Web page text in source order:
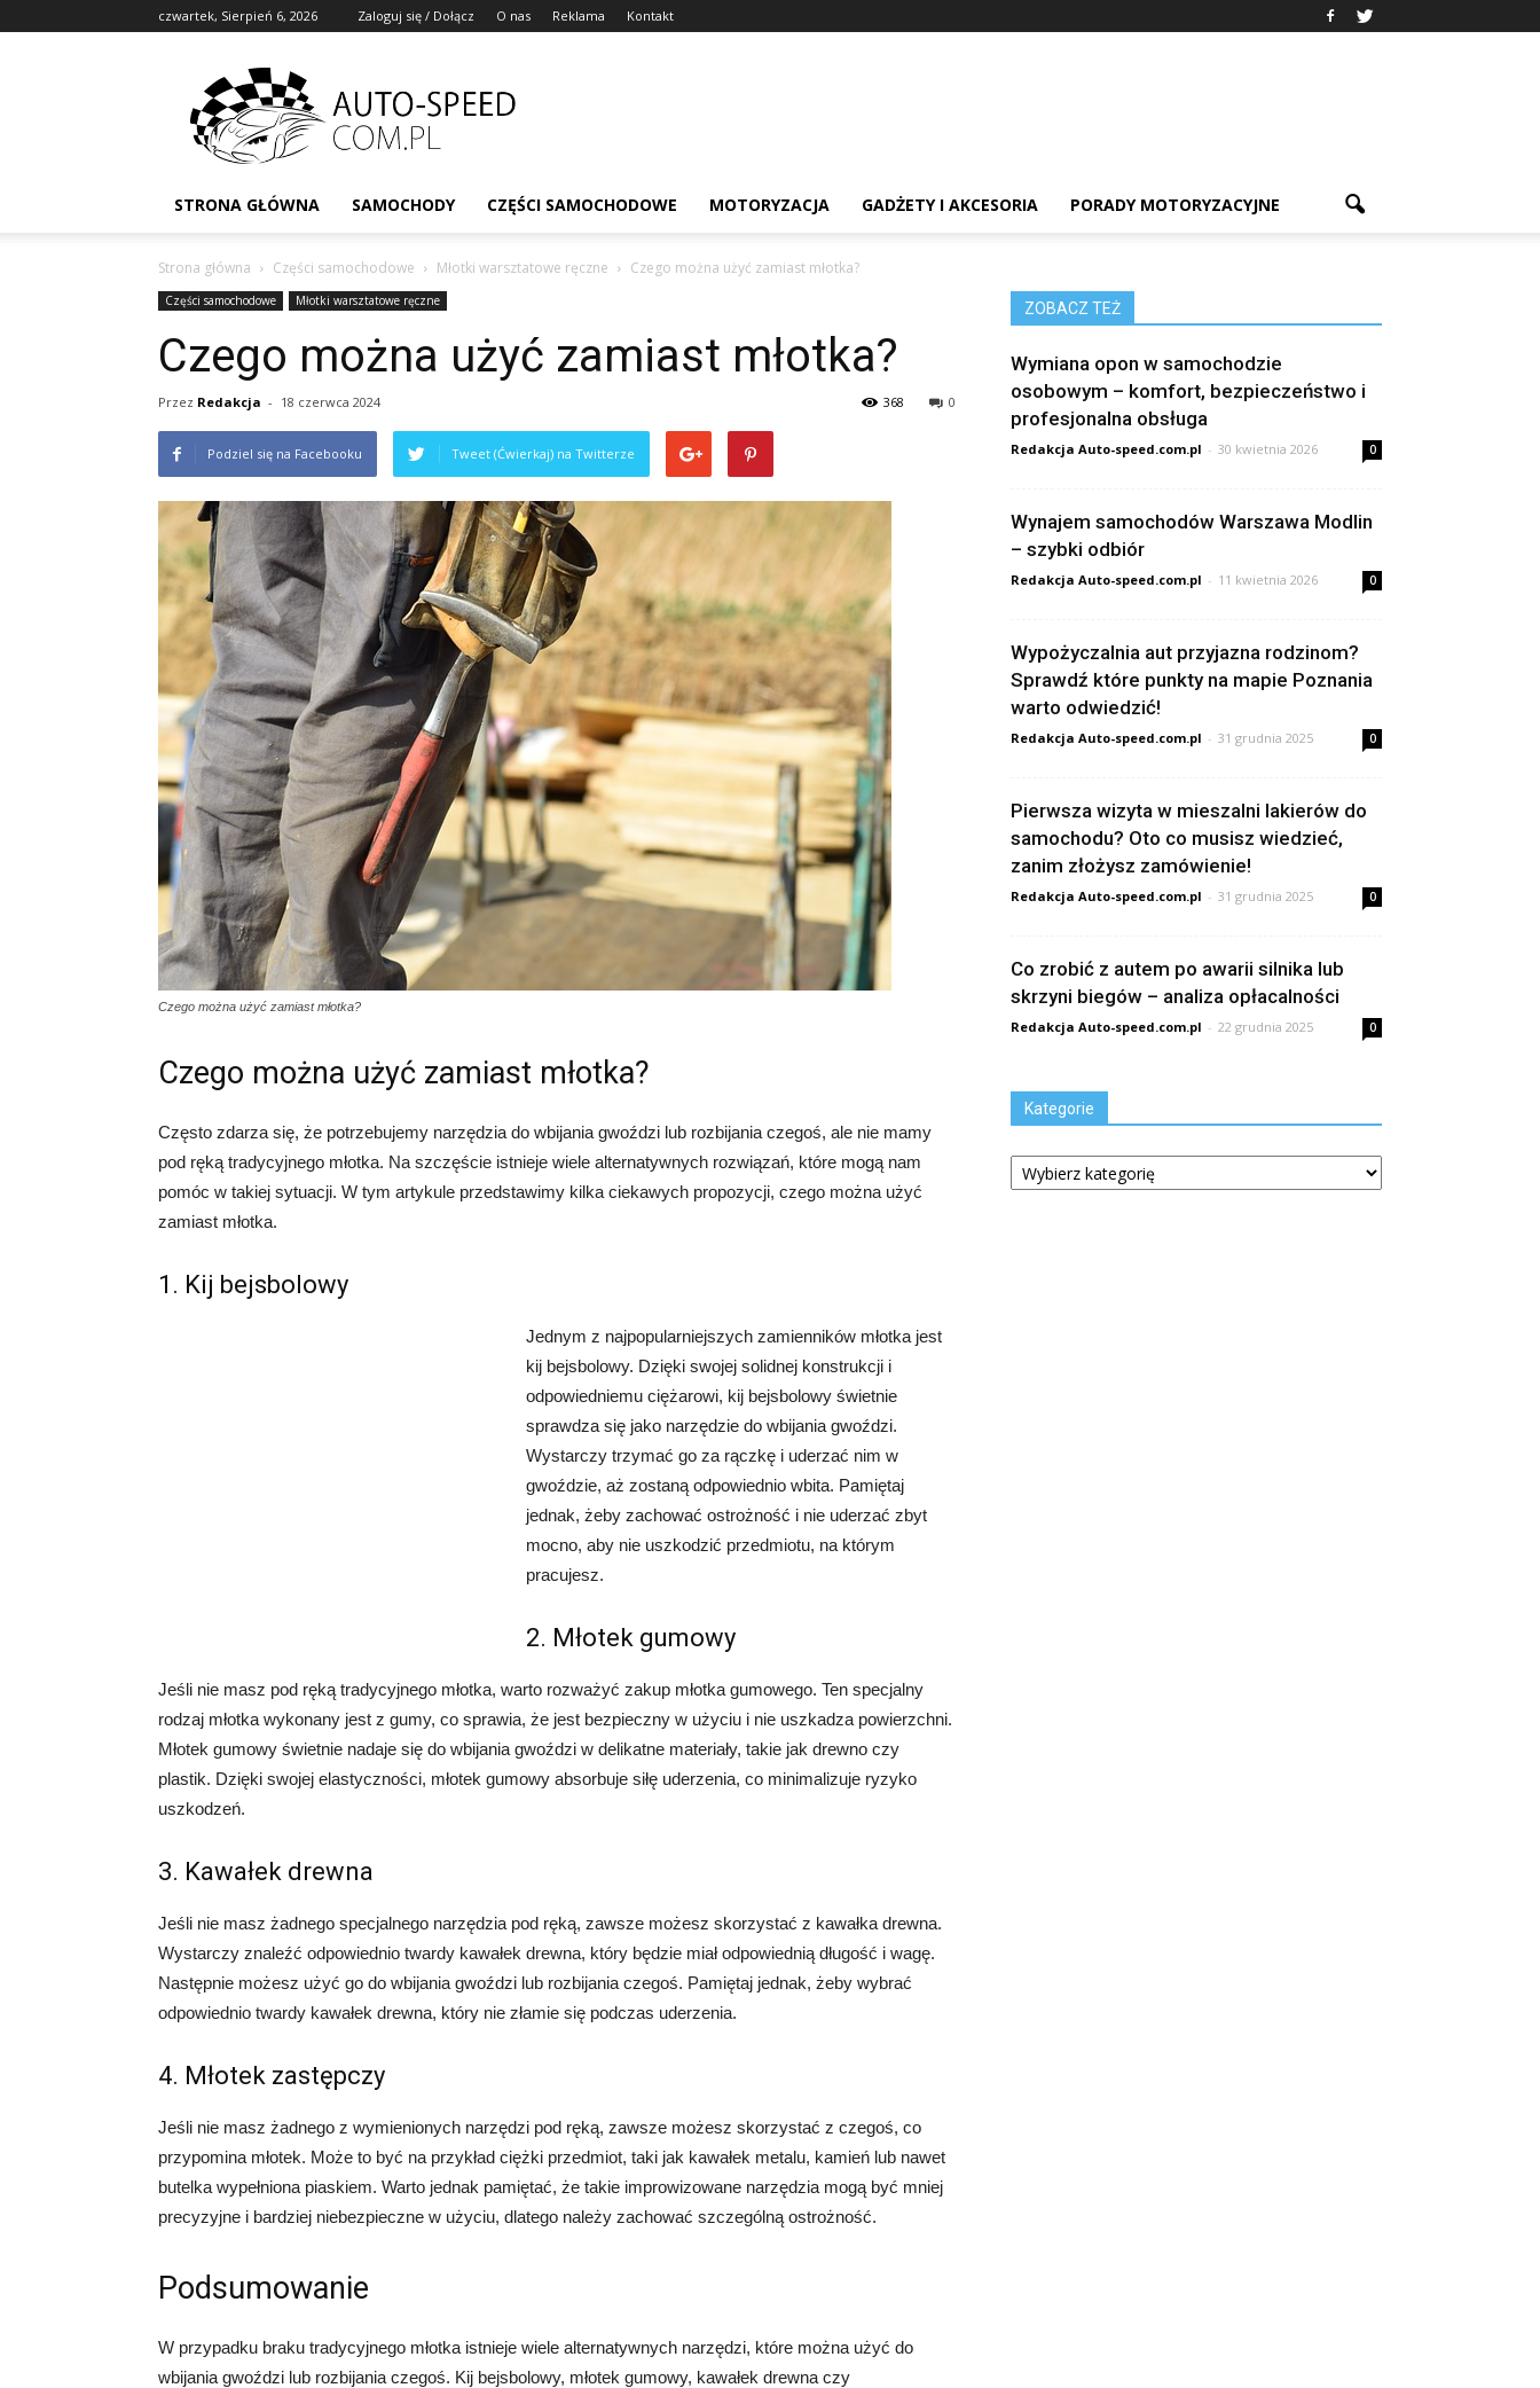
czwartek, Sierpień 6, 2026 Zaloguj się / Dołącz O nas Reklama Kontakt
STRONA GŁÓWNA SAMOCHODY CZĘŚCI SAMOCHODOWE MOTORYZACJA GADŻETY I AKCESORIA PORADY MOTORYZACYJNE
Strona główna Części samochodowe Młotki warsztatowe ręczne Czego można użyć zamiast młotka?
Części samochodowe Młotki warsztatowe ręczne
Czego można użyć zamiast młotka?
Przez Redakcja - 18 czerwca 2024 0
368
Podziel się na Facebooku Tweet (Ćwierkaj) na Twitterze
Czego można użyć zamiast młotka?
Czego można użyć zamiast młotka?
Często zdarza się, że potrzebujemy narzędzia do wbijania gwoździ lub rozbijania czegoś, ale nie mamy
pod ręką tradycyjnego młotka. Na szczęście istnieje wiele alternatywnych rozwiązań, które mogą nam
pomóc w takiej sytuacji. W tym artykule przedstawimy kilka ciekawych propozycji, czego można użyć
zamiast młotka.
1. Kij bejsbolowy
Jednym z najpopularniejszych zamienników młotka jest
kij bejsbolowy. Dzięki swojej solidnej konstrukcji i
odpowiedniemu ciężarowi, kij bejsbolowy świetnie
sprawdza się jako narzędzie do wbijania gwoździ.
Wystarczy trzymać go za rączkę i uderzać nim w
gwoździe, aż zostaną odpowiednio wbita. Pamiętaj
jednak, żeby zachować ostrożność i nie uderzać zbyt
mocno, aby nie uszkodzić przedmiotu, na którym
pracujesz.
2. Młotek gumowy
Jeśli nie masz pod ręką tradycyjnego młotka, warto rozważyć zakup młotka gumowego. Ten specjalny
rodzaj młotka wykonany jest z gumy, co sprawia, że jest bezpieczny w użyciu i nie uszkadza powierzchni.
Młotek gumowy świetnie nadaje się do wbijania gwoździ w delikatne materiały, takie jak drewno czy
plastik. Dzięki swojej elastyczności, młotek gumowy absorbuje siłę uderzenia, co minimalizuje ryzyko
uszkodzeń.
3. Kawałek drewna
Jeśli nie masz żadnego specjalnego narzędzia pod ręką, zawsze możesz skorzystać z kawałka drewna.
Wystarczy znaleźć odpowiednio twardy kawałek drewna, który będzie miał odpowiednią długość i wagę.
Następnie możesz użyć go do wbijania gwoździ lub rozbijania czegoś. Pamiętaj jednak, żeby wybrać
odpowiednio twardy kawałek drewna, który nie złamie się podczas uderzenia.
4. Młotek zastępczy
Jeśli nie masz żadnego z wymienionych narzędzi pod ręką, zawsze możesz skorzystać z czegoś, co
przypomina młotek. Może to być na przykład ciężki przedmiot, taki jak kawałek metalu, kamień lub nawet
butelka wypełniona piaskiem. Warto jednak pamiętać, że takie improwizowane narzędzia mogą być mniej
precyzyjne i bardziej niebezpieczne w użyciu, dlatego należy zachować szczególną ostrożność.
Podsumowanie
W przypadku braku tradycyjnego młotka istnieje wiele alternatywnych narzędzi, które można użyć do
wbijania gwoździ lub rozbijania czegoś. Kij bejsbolowy, młotek gumowy, kawałek drewna czy
ZOBACZ TEŻ
Wymiana opon w samochodzie
osobowym – komfort, bezpieczeństwo i
profesjonalna obsługa
Redakcja Auto-speed.com.pl - 30 kwietnia 2026 0
Wynajem samochodów Warszawa Modlin
– szybki odbiór
Redakcja Auto-speed.com.pl - 11 kwietnia 2026 0
Wypożyczalnia aut przyjazna rodzinom?
Sprawdź które punkty na mapie Poznania
warto odwiedzić!
Redakcja Auto-speed.com.pl - 31 grudnia 2025 0
Pierwsza wizyta w mieszalni lakierów do
samochodu? Oto co musisz wiedzieć,
zanim złożysz zamówienie!
Redakcja Auto-speed.com.pl - 31 grudnia 2025 0
Co zrobić z autem po awarii silnika lub
skrzyni biegów – analiza opłacalności
Redakcja Auto-speed.com.pl - 22 grudnia 2025 0
Kategorie
Kategorie